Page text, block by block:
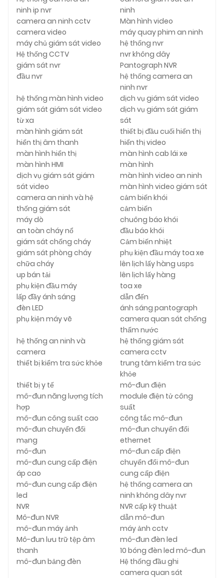
ninh ip nvr
ninh
camera an ninh cctv
camera video
Màn hình video
máy quay phim an ninh
máy chủ giám sát video
hệ thống nvr
Hệ thống CCTV
nvr không dây
giám sát nvr
Pantograph NVR
đầu nvr
hệ thống camera an
ninh nvr
hệ thống màn hình video
dịch vụ giám sát video
giám sát giám sát video
từ xa
dịch vụ giám sát giám
sát
màn hình giám sát
thiết bị đầu cuối hiển thị
hiển thị âm thanh
hiển thị video
màn hình hiển thị
màn hình cab lái xe
màn hình HMI
màn hình
dịch vụ giám sát giám
sát video
màn hình video an ninh
màn hình video giám sát
camera an ninh và hệ
thống giám sát
cảm biến khói
cảm biến
máy dò
chuông báo khói
an toàn cháy nổ
đầu báo khói
giám sát chống cháy
Cảm biến nhiệt
giám sát phòng cháy
chữa cháy
phụ kiện đầu máy toa xe
lên lịch lấy hàng usps
up bán tải
lên lịch lấy hàng
phụ kiện đầu máy
toa xe
lấp đầy ánh sáng
dẫn đến
đèn LED
ánh sáng pantograph
phụ kiện máy vẽ
camera quan sát chống
thấm nước
hệ thống an ninh và
camera
hệ thống giám sát
camera cctv
thiết bị kiểm tra sức khỏe
trung tâm kiểm tra sức
khỏe
thiết bị y tế
mô-đun điện
mô-đun năng lượng tích
hợp
module điện tử công
suất
mô-đun công suất cao
công tắc mô-đun
mô-đun chuyển đổi
mạng
mô-đun chuyển đổi
ethernet
mô-đun
mô-đun cấp điện
mô-đun cung cấp điện
áp cao
chuyển đổi mô-đun
cung cấp điện
mô-đun cung cấp điện
led
hệ thống camera an
ninh không dây nvr
NVR
NVR cấp kỹ thuật
Mô-đun NVR
dẫn mô-đun
mô-đun máy ảnh
máy ảnh cctv
Mô-đun lưu trữ tệp âm
thanh
mô-đun đèn led
10 bóng đèn led mô-đun
mô-đun bảng đèn
Hệ thống đầu ghi
camera quan sát